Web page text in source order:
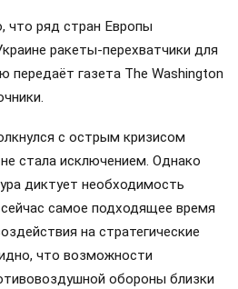
что ряд стран Европы
ракеты-перехватчики для
газета The Washington
с острым кризисом
стала исключением. Однако
диктует необходимость
самое подходящее время
на стратегические
что возможности
обороны близки